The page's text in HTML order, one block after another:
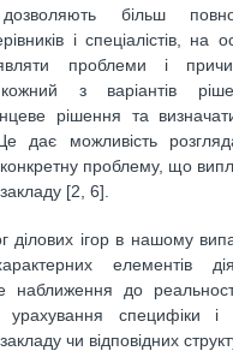
більш
і спеціалістів, на
проблеми і
з варіантів
рішення та
Це дає можливість
конкретну проблему, що
[2, 6].
ділових ігор в нашому
елементів
наближення до
урахування специфіки і
чи відповідних